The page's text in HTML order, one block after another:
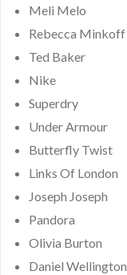
Meli Melo
Rebecca Minkoff
Ted Baker
Nike
Superdry
Under Armour
Butterfly Twist
Links Of London
Joseph Joseph
Pandora
Olivia Burton
Daniel Wellington